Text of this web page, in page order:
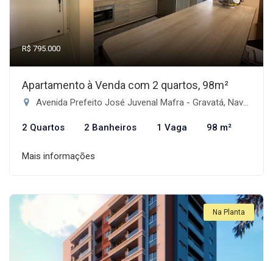
R$ 795.000
Apartamento à Venda com 2 quartos, 98m²
Avenida Prefeito José Juvenal Mafra - Gravatá, Navegantes-SC
2 Quartos 2 Banheiros 1 Vaga 98 m²
Mais informações
Na Planta